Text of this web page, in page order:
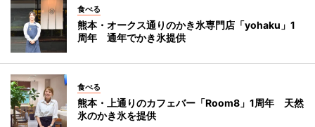
食べる
熊本・オークス通りのかき氷専門店「yohaku」1
周年 通年でかき氷提供
食べる
熊本・上通りのカフェバー「Room8」1周年 天然
氷のかき氷を提供